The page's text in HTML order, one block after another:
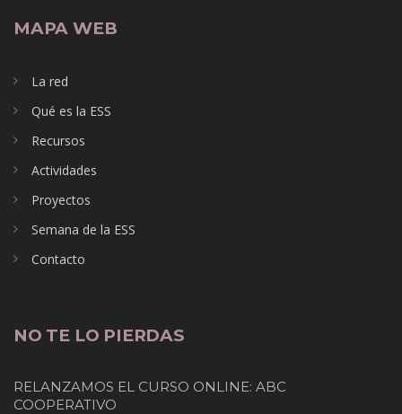
MAPA WEB
La red
Qué es la ESS
Recursos
Actividades
Proyectos
Semana de la ESS
Contacto
NO TE LO PIERDAS
RELANZAMOS EL CURSO ONLINE: ABC
COOPERATIVO